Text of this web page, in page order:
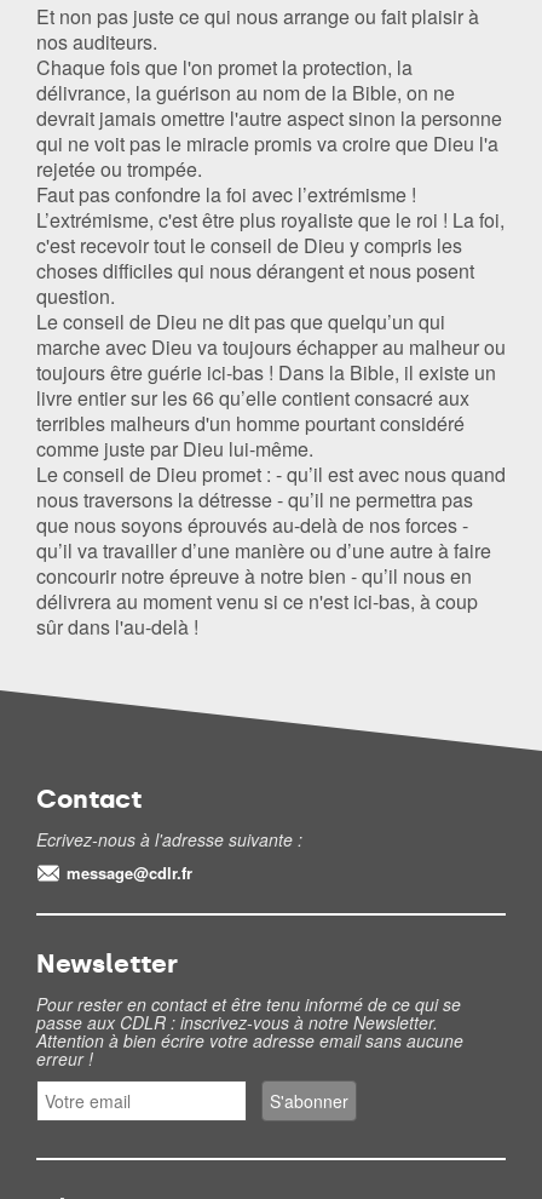
Et non pas juste ce qui nous arrange ou fait plaisir à
nos auditeurs.
Chaque fois que l'on promet la protection, la
délivrance, la guérison au nom de la Bible, on ne
devrait jamais omettre l'autre aspect sinon la personne
qui ne voit pas le miracle promis va croire que Dieu l'a
rejetée ou trompée.
Faut pas confondre la foi avec l’extrémisme !
L’extrémisme, c'est être plus royaliste que le roi ! La foi,
c'est recevoir tout le conseil de Dieu y compris les
choses difficiles qui nous dérangent et nous posent
question.
Le conseil de Dieu ne dit pas que quelqu’un qui
marche avec Dieu va toujours échapper au malheur ou
toujours être guérie ici-bas ! Dans la Bible, il existe un
livre entier sur les 66 qu’elle contient consacré aux
terribles malheurs d'un homme pourtant considéré
comme juste par Dieu lui-même.
Le conseil de Dieu promet : - qu’il est avec nous quand
nous traversons la détresse - qu’il ne permettra pas
que nous soyons éprouvés au-delà de nos forces -
qu’il va travailler d’une manière ou d’une autre à faire
concourir notre épreuve à notre bien - qu’il nous en
délivrera au moment venu si ce n'est ici-bas, à coup
sûr dans l'au-delà !
Contact
Ecrivez-nous à l'adresse suivante :
message@cdlr.fr
Newsletter
Pour rester en contact et être tenu informé de ce qui se
passe aux CDLR : inscrivez-vous à notre Newsletter.
Attention à bien écrire votre adresse email sans aucune
erreur !